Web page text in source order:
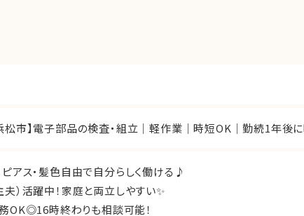
松市】電子部品の検査・組立｜軽作業｜時短OK｜勤続1年後
アス・髪色自由で自分らしく働ける♪
）活躍中！家庭と両立しやすい✨
OK◎16時終わりも相談可能！